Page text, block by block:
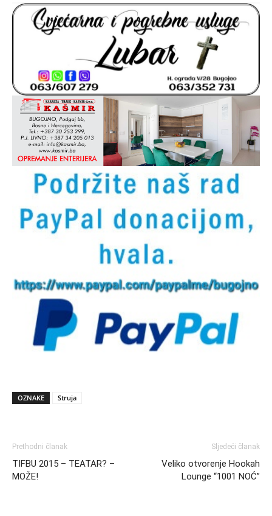
OZNAKE Struja
Prethodni članak
TIFBU 2015 – TEATAR? –
MOŽE!
Sljedeći članak
Veliko otvorenje Hookah
Lounge “1001 NOĆ”